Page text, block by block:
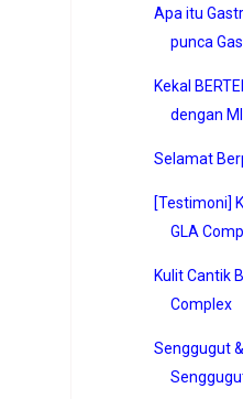
Apa itu
punca
Kekal
dengan
Selamat
[Testimoni]
GLA
Kulit Cantik
Complex
Senggugut